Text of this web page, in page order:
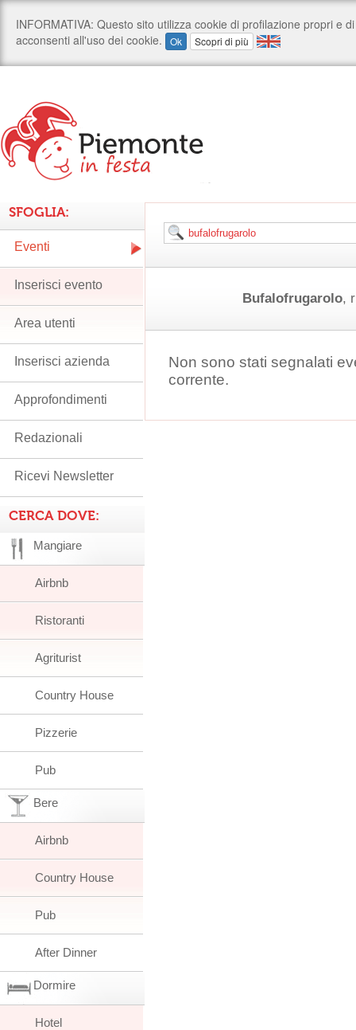
Bufalofrugarolo,
Non sono stati segnalati
corrente.
SFOGLIA:
Eventi
Inserisci evento
Area utenti
Inserisci azienda
Approfondimenti
Redazionali
Ricevi Newsletter
CERCA DOVE:
Mangiare
Airbnb
Ristoranti
Agriturist
Country House
Pizzerie
Pub
Bere
Airbnb
Country House
Pub
After Dinner
Dormire
Hotel